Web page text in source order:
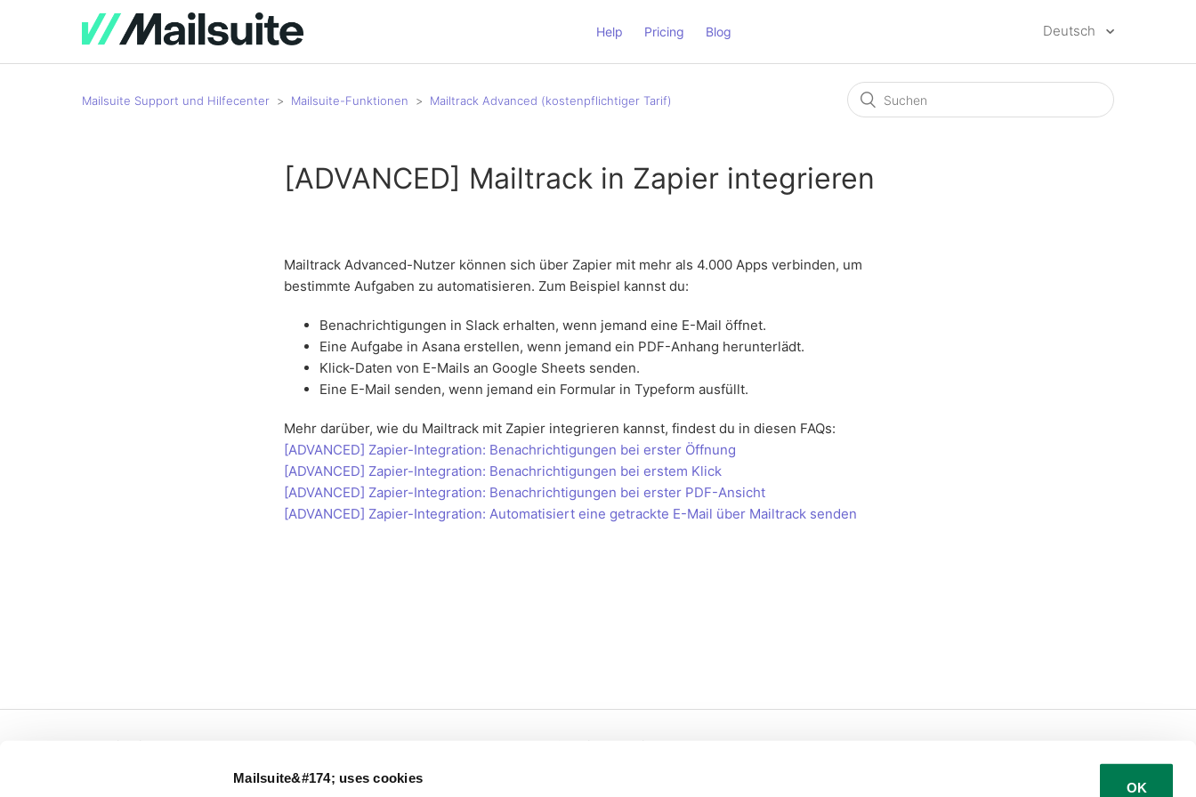
Mailsuite&#174; uses cookies
OK
Help Pricing Blog Deutsch
Mailsuite Support und Hilfecenter Mailsuite-Funktionen Mailtrack Advanced (kostenpflichtiger Tarif)
[ADVANCED] Mailtrack in Zapier integrieren
Mailtrack Advanced-Nutzer können sich über Zapier mit mehr als 4.000 Apps verbinden, um
bestimmte Aufgaben zu automatisieren. Zum Beispiel kannst du:
Benachrichtigungen in Slack erhalten, wenn jemand eine E-Mail öffnet.
Eine Aufgabe in Asana erstellen, wenn jemand ein PDF-Anhang herunterlädt.
Klick-Daten von E-Mails an Google Sheets senden.
Eine E-Mail senden, wenn jemand ein Formular in Typeform ausfüllt.
Mehr darüber, wie du Mailtrack mit Zapier integrieren kannst, findest du in diesen FAQs:
[ADVANCED] Zapier-Integration: Benachrichtigungen bei erster Öffnung
[ADVANCED] Zapier-Integration: Benachrichtigungen bei erstem Klick
[ADVANCED] Zapier-Integration: Benachrichtigungen bei erster PDF-Ansicht
[ADVANCED] Zapier-Integration: Automatisiert eine getrackte E-Mail über Mailtrack senden